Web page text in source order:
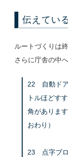
伝えてい
ルートづくりは
さらに庁舎の中へ
22 自動ドア
トルほどす
角がありま
おわり）
23 点字ブロ